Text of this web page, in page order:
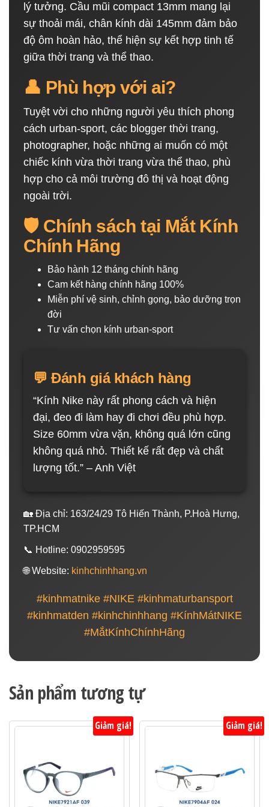
lý tưởng. Cầu mũi compact 13mm mang lại
sự thoải mái, chân kính dài 145mm đảm bảo
độ ôm hoàn hảo, thể hiện sự kết hợp tinh tế
giữa thời trang và thể thao.
👤 Phù hợp với ai?
Tuyệt vời cho những người yêu thích phong
cách urban-sport, các blogger thời trang,
photographer, hoặc những ai muốn có một
chiếc kính vừa thời trang vừa thể thao, phù
hợp cho cả môi trường đô thị và hoạt động
ngoài trời.
🛡️ Chính sách tại Mắt Kính
Chính Hãng
Bảo hành 12 tháng chính hãng
Cam kết hàng chính hãng 100%
Miễn phí vệ sinh, chỉnh gọng, bảo dưỡng trọn
đời
Tư vấn chọn kính urban-sport
💬 Đánh giá khách hàng
“Kính Nike này rất phong cách và hiện
đại, đeo đi làm hay đi chơi đều phù hợp.
Size 60mm vừa vặn, không quá lớn cũng
không quá nhỏ. Thiết kế rất đẹp và chất
lượng tốt.” – Anh Việt
🏡 Địa chỉ: 163/24/29 Tô Hiến Thành, P.Hoà Hưng,
TP.HCM
📞 Hotline: 0902959595
🌐 Website: kinhchinhhang.vn
#kinhmatnike #NIKE #kinhmaturbansport
#kinhmatden #kinhchinhhang #KínhMátNIKE
#MắtKínhChínhHãng
Sản phẩm tương tự
Giảm giá! Giảm giá!